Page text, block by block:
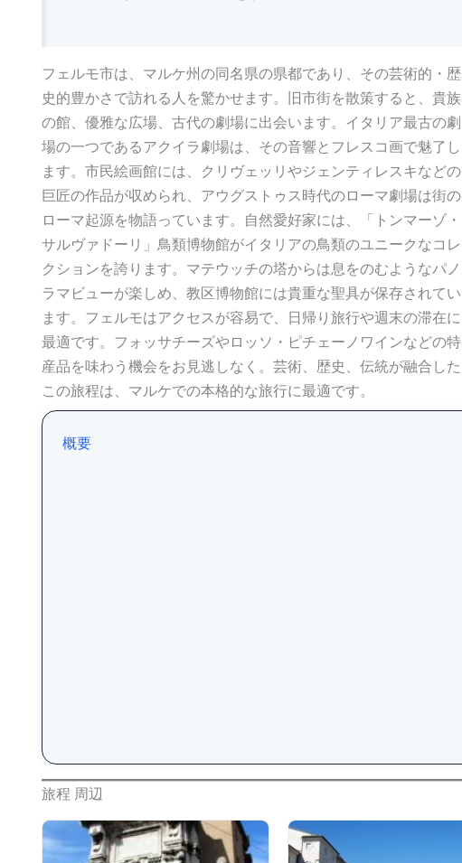
フェルモ市は、マルケ州の同名県の県都であり、その芸術的・歴
史的豊かさで訪れる人を驚かせます。旧市街を散策すると、貴族
の館、優雅な広場、古代の劇場に出会います。イタリア最古の劇
場の一つであるアクイラ劇場は、その音響とフレスコ画で魅了し
ます。市民絵画館には、クリヴェッリやジェンティレスキなどの
巨匠の作品が収められ、アウグストゥス時代のローマ劇場は街の
ローマ起源を物語っています。自然愛好家には、「トンマーゾ・
サルヴァドーリ」鳥類博物館がイタリアの鳥類のユニークなコレ
クションを誇ります。マテウッチの塔からは息をのむようなパノ
ラマビューが楽しめ、教区博物館には貴重な聖具が保存されてい
ます。フェルモはアクセスが容易で、日帰り旅行や週末の滞在に
最適です。フォッサチーズやロッソ・ピチェーノワインなどの特
産品を味わう機会をお見逃しなく。芸術、歴史、伝統が融合した
この旅程は、マルケでの本格的な旅行に最適です。
概要
旅程 周辺